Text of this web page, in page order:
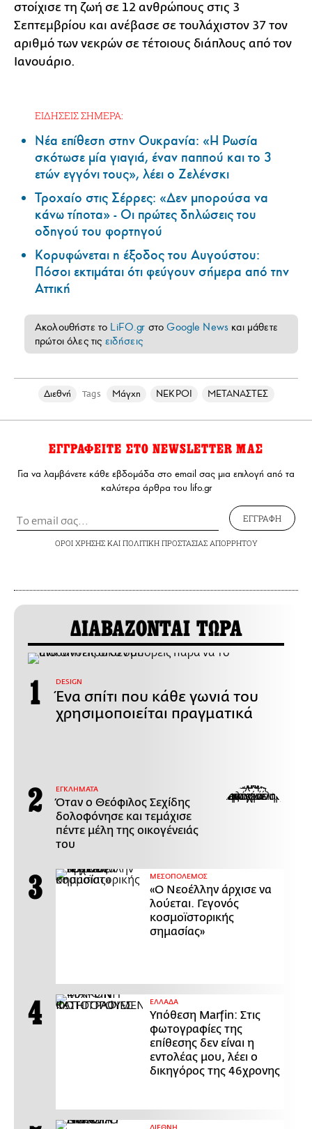
στοίχισε τη ζωή σε 12 ανθρώπους στις 3
Σεπτεμβρίου και ανέβασε σε τουλάχιστον 37 τον
αριθμό των νεκρών σε τέτοιους διάπλους από τον
Ιανουάριο.
ΕΙΔΗΣΕΙΣ ΣΗΜΕΡΑ:
Νέα επίθεση στην Ουκρανία: «Η Ρωσία
σκότωσε μία γιαγιά, έναν παππού και το 3
ετών εγγόνι τους», λέει ο Ζελένσκι
Τροχαίο στις Σέρρες: «Δεν μπορούσα να
κάνω τίποτα» - Οι πρώτες δηλώσεις του
οδηγού του φορτηγού
Κορυφώνεται η έξοδος του Αυγούστου:
Πόσοι εκτιμάται ότι φεύγουν σήμερα από την
Αττική
Ακολουθήστε το LiFO.gr στοGoogle News και μάθετε
πρώτοι όλες τις ειδήσεις
Διεθνή Tags Μάγχη ΝΕΚΡΟΙ ΜΕΤΑΝΑΣΤΕΣ
ΕΓΓΡΑΦΕΙΤΕ ΣΤΟ NEWSLETTER ΜΑΣ
Για να λαμβάνετε κάθε εβδομάδα στο email σας μια επιλογή από τα
καλύτερα άρθρα του lifo.gr
ΕΓΓΡΑΦΗ
ΟΡΟΙ ΧΡΗΣΗΣΚΑΙ ΠΟΛΙΤΙΚΗ ΠΡΟΣΤΑΣΙΑΣ ΑΠΟΡΡΗΤΟΥ
ΔΙΑΒΑΖΟΝΤΑΙ ΤΩΡΑ
DESIGN
Ένα σπίτι που κάθε γωνιά του
χρησιμοποιείται πραγματικά
ΕΓΚΛΗΜΑΤΑ
Όταν ο Θεόφιλος Σεχίδης
δολοφόνησε και τεμάχισε
πέντε μέλη της οικογένειάς
του
ΜΕΣΟΠΟΛΕΜΟΣ
«Ο Νεοέλλην άρχισε να
λούεται. Γεγονός
κοσμοϊστορικής
σημασίας»
ΕΛΛΑΔΑ
Υπόθεση Marfin: Στις
φωτογραφίες της
επίθεσης δεν είναι η
εντολέας μου, λέει ο
δικηγόρος της 46χρονης